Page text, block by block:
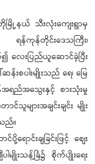
မြို့နယ် သီးလုံးကျေးရွာမှ
ကုန်တိုင်းဒေသကြီး၊
လေးပြည်ယူဆောင်ခဲ့ပြီး
စပါးမျိုးသည် ရေ၊ မြေ
ည်အသွေးနှင့် စားသုံးမှု
သူများအချင်းချင်း မျိုး
ည်။
င်းချခြင်းဖြင့် စျေး
ျိုးသန့်ခြံ၌ စိုက်ပျိုးရေး